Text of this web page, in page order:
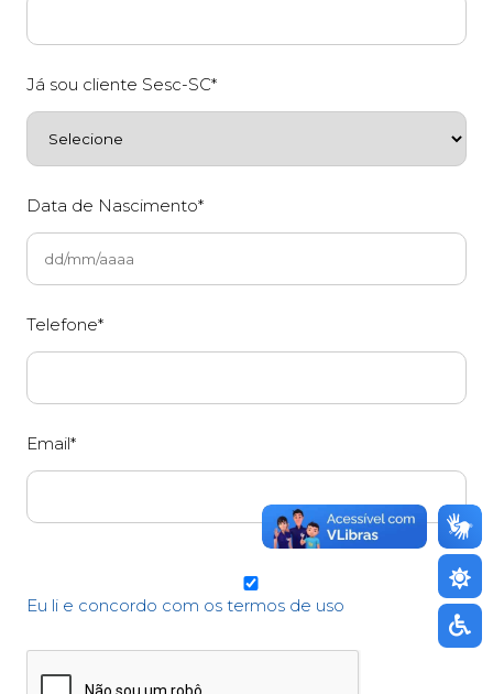
Já sou cliente Sesc-SC*
Data de Nascimento*
Telefone*
Email*
Eu li e concordo com os termos de uso